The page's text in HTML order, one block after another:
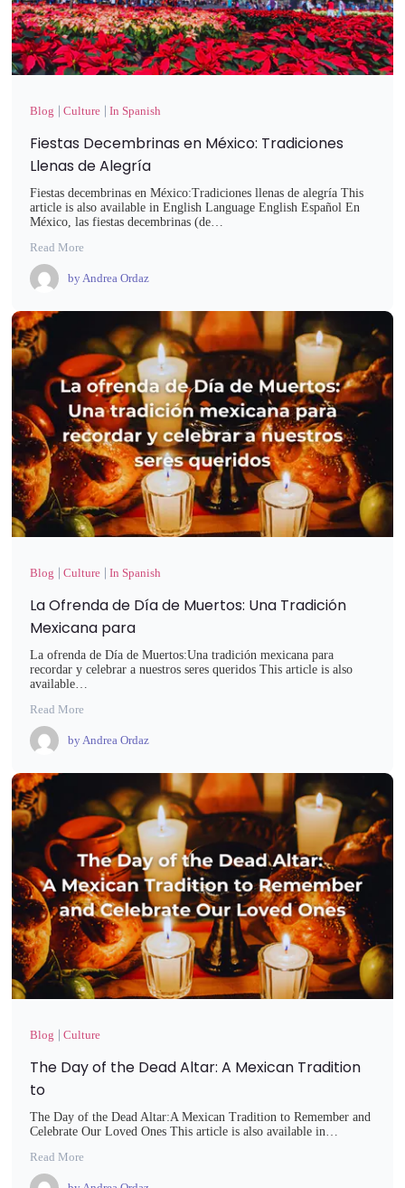
Blog Culture In Spanish
Fiestas Decembrinas en México: Tradiciones
Llenas de Alegría
Fiestas decembrinas en México:Tradiciones llenas de alegría This
article is also available in English Language English Español En
México, las fiestas decembrinas (de…
Read More
byAndrea Ordaz
Blog Culture In Spanish
La Ofrenda de Día de Muertos: Una Tradición
Mexicana para
La ofrenda de Día de Muertos:Una tradición mexicana para
recordar y celebrar a nuestros seres queridos This article is also
available…
Read More
byAndrea Ordaz
Blog Culture
The Day of the Dead Altar: A Mexican Tradition
to
The Day of the Dead Altar:A Mexican Tradition to Remember and
Celebrate Our Loved Ones This article is also available in…
Read More